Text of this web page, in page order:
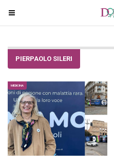
T
o
g
n
v
i
g
a
PIERPAOLO SILERI
MEDICINA